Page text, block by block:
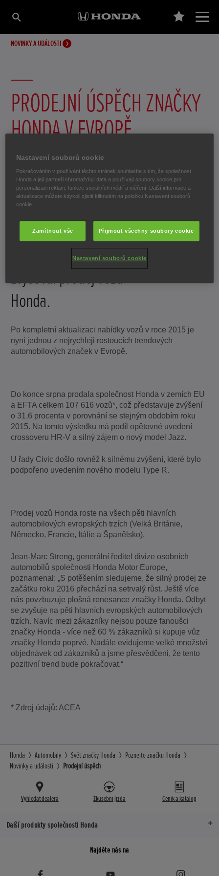
NOVINKY A UDÁLOSTI
PRODEJNÍ ÚSPĚCH ZNAČKY
HONDA V EVROPĚ
26. září 2016
Po silném začátku roku
2016 se v Evropě i v
letním období nadále
zvyšoval prodej vozů
Honda.
Po kompletní aktualizaci nabídky vozů v roce 2015 je
nyní jednou z nejrychleji rostoucích trendových
automobilových značek v Evropě.
Do konce srpna prodala společnost Honda v zemích EU
a EFTA celkem 107 616 vozů*, což představuje zvýšení
o 31,6 procenta v porovnání se stejným obdobím roku
2015. Na tomto výsledku má podíl opětovné uvedení
crossoveru HR-V a silný zájem o nový model Jazz.
U řady Civic došlo rovněž k silnému zvýšení, které bylo
podpořeno uvedením nového modelu Type R.
Prodej vozů Honda roste na všech pěti hlavních
automobilových evropských trzích (Velká Británie,
Německo, Francie, Itálie a Španělsko).
Jean-Marc Streng, generální ředitel divize osobních
automobilů společnosti Honda Motor Europe,
poznamenal: „S potěšením sledujeme, že silný prodej ze
začátku roku 2016 přechází na setrvalý růst. Ještě více
nás povzbuzuje plošná renesance značky Honda. Odbyt
se zvyšuje na pěti hlavních evropských automobilových
trzích. Navíc mezi zákazníky nejsou pouze fanoušci
značky Honda - více než 60 % zákazníků si kupuje vůz
značky Honda poprvé. Nadále evidujeme velké množství
objednávek od zákazníků a jsme přesvědčeni, že tento
pozitivní trend bude pokračovat.“
* Zdroj údajů: ACEA
Honda Automobily Svět značky Honda
Poznejte značku Honda
Novinky a události
Prodejní úspěch
Vyhledat dealera Zkušební jízda Ceník a katalog
Další produkty společnosti Honda
Najděte nás na
Nastavení souborů cookie
Pokračováním v používání těchto stránek souhlasíte s tím, že společnost
Honda a její partneři shromažďují data a používají soubory cookie pro
personalizaci reklam, funkce sociálních médií a měření. Další informace a
aktualizace můžete kdykoli zjistit kliknutím na položku Nastavení souborů
cookie
Zamítnout vše Přijmout všechny soubory cookie
Nastavení souborů cookie